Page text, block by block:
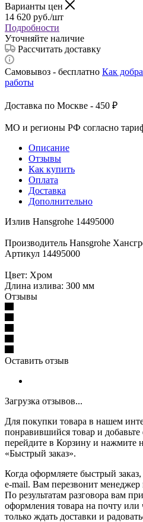
Варианты цен
14 620 руб./шт
Подробности
Уточняйте наличие
Рассчитать доставку
Самовывоз - бесплатно Как
работы
Доставка по Москве - 450 ₽
МО и регионы РФ согласно
Описание
Отзывы
Как купить
Оплата
Доставка
Дополнительно
Излив Hansgrohe 14495000
Производитель Hansgrohe
Артикул 14495000
Цвет: Хром
Длина излива: 300 мм
Отзывы
Оставить отзыв
Загрузка отзывов...
Для покупки товара в нашем
понравившийся товар и добавьте
перейдите в Корзину и нажмите
«Быстрый заказ».
Когда оформляете быстрый
e-mail. Вам перезвонит менеджер
По результатам разговора вам
оформления товара на почту
только ждать доставки и